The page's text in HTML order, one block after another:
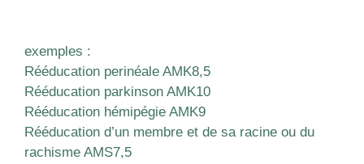
exemples :
Rééducation perinéale AMK8,5
Rééducation parkinson AMK10
Rééducation hémipégie AMK9
Rééducation d’un membre et de sa racine ou du
rachisme AMS7,5